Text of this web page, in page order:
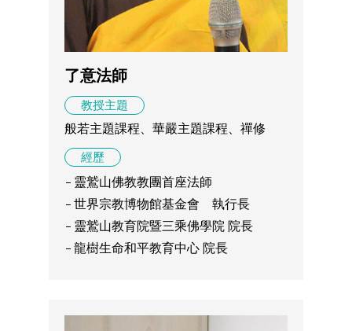
了意法師
教授主題
般若主題課程、華嚴主題課程、禪修
經歷
靈鷲山佛教教團首座法師
世界宗教博物館基金會 執行長
靈鷲山教育院暨三乘佛學院 院長
龍樹生命和平教育中心 院長